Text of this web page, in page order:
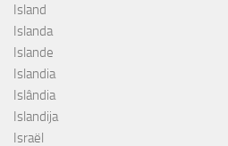
Island
Islanda
Islande
Islandia
Islândia
Islandija
Israël